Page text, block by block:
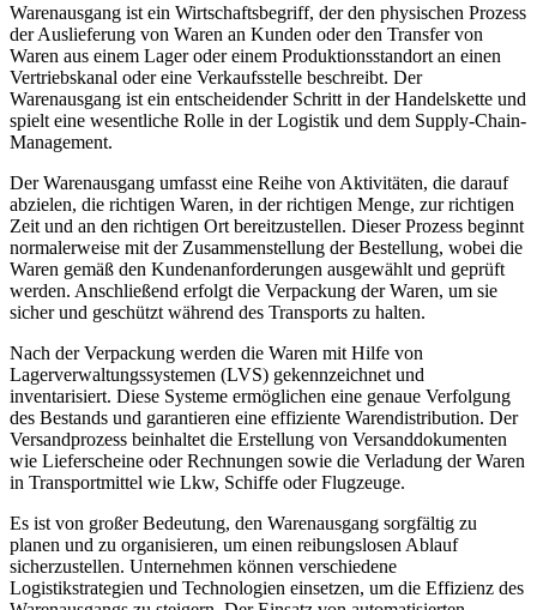
Warenausgang ist ein Wirtschaftsbegriff, der den physischen Prozess
der Auslieferung von Waren an Kunden oder den Transfer von
Waren aus einem Lager oder einem Produktionsstandort an einen
Vertriebskanal oder eine Verkaufsstelle beschreibt. Der
Warenausgang ist ein entscheidender Schritt in der Handelskette und
spielt eine wesentliche Rolle in der Logistik und dem Supply-Chain-
Management.
Der Warenausgang umfasst eine Reihe von Aktivitäten, die darauf
abzielen, die richtigen Waren, in der richtigen Menge, zur richtigen
Zeit und an den richtigen Ort bereitzustellen. Dieser Prozess beginnt
normalerweise mit der Zusammenstellung der Bestellung, wobei die
Waren gemäß den Kundenanforderungen ausgewählt und geprüft
werden. Anschließend erfolgt die Verpackung der Waren, um sie
sicher und geschützt während des Transports zu halten.
Nach der Verpackung werden die Waren mit Hilfe von
Lagerverwaltungssystemen (LVS) gekennzeichnet und
inventarisiert. Diese Systeme ermöglichen eine genaue Verfolgung
des Bestands und garantieren eine effiziente Warendistribution. Der
Versandprozess beinhaltet die Erstellung von Versanddokumenten
wie Lieferscheine oder Rechnungen sowie die Verladung der Waren
in Transportmittel wie Lkw, Schiffe oder Flugzeuge.
Es ist von großer Bedeutung, den Warenausgang sorgfältig zu
planen und zu organisieren, um einen reibungslosen Ablauf
sicherzustellen. Unternehmen können verschiedene
Logistikstrategien und Technologien einsetzen, um die Effizienz des